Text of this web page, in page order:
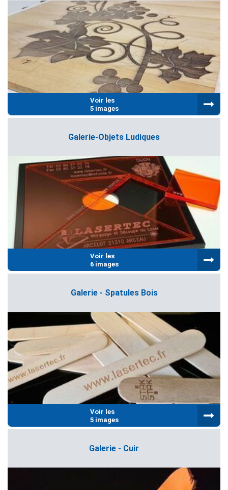
Voir les
5 images
Galerie-Objets Ludiques
Voir les
6 images
Galerie - Spatules Bois
Voir les
5 images
Galerie - Cuir